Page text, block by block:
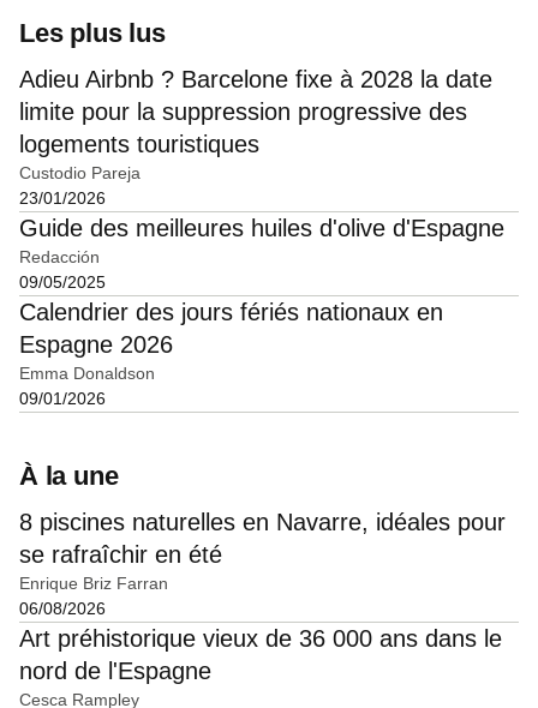
Les plus lus
Adieu Airbnb ? Barcelone fixe à 2028 la date
limite pour la suppression progressive des
logements touristiques
Custodio Pareja
23/01/2026
Guide des meilleures huiles d'olive d'Espagne
Redacción
09/05/2025
Calendrier des jours fériés nationaux en
Espagne 2026
Emma Donaldson
09/01/2026
À la une
8 piscines naturelles en Navarre, idéales pour
se rafraîchir en été
Enrique Briz Farran
06/08/2026
Art préhistorique vieux de 36 000 ans dans le
nord de l'Espagne
Cesca Rampley